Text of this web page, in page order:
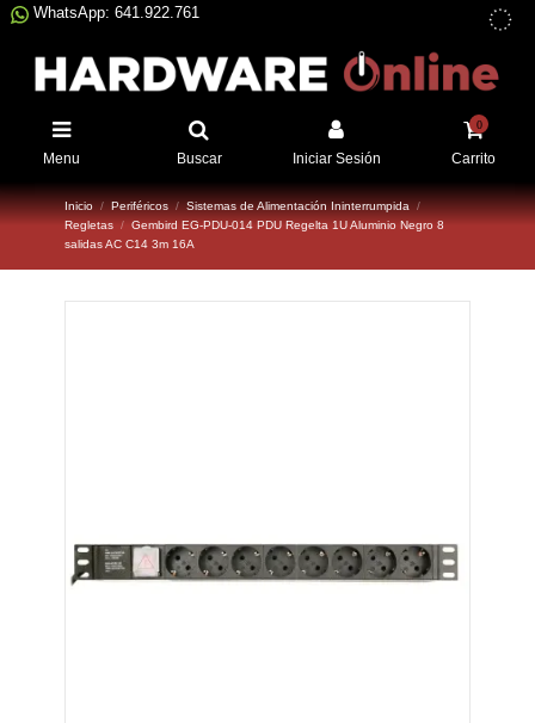
WhatsApp: 641.922.761
Menu Buscar Iniciar Sesión
0
Carrito
Inicio Periféricos
Sistemas de Alimentación Ininterrumpida
Regletas
Gembird EG-PDU-014 PDU Regelta 1U Aluminio Negro 8
salidas AC C14 3m 16A